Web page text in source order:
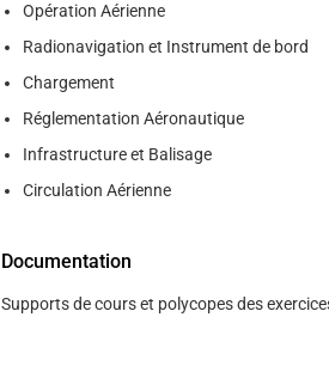
Opération Aérienne
Radionavigation et Instrument de bord
Chargement
Réglementation Aéronautique
Infrastructure et Balisage
Circulation Aérienne
Documentation
Supports de cours et polycopes des